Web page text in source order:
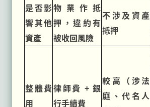
是否影
響其他
資產
物業作抵
押，違約有
被收回風險
不涉及資產
抵押
整體費
用
律師費 + 銀
行手續費
較高（涉法
庭、代名人